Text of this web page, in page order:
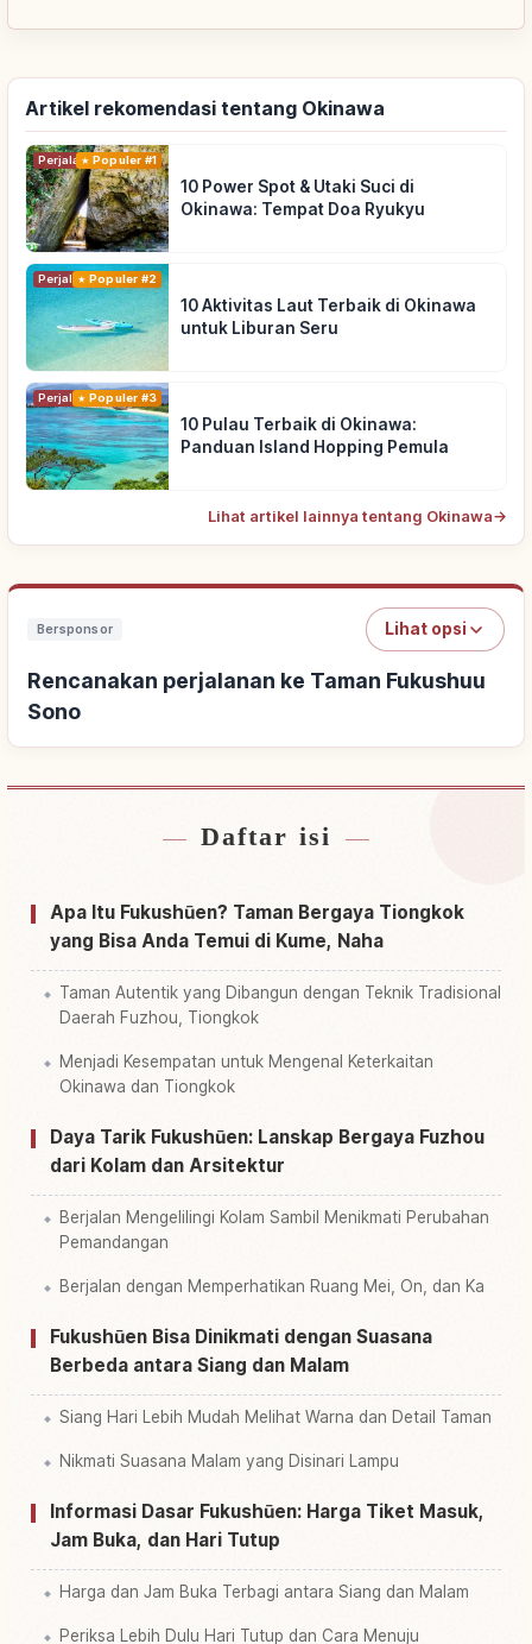
Artikel rekomendasi tentang Okinawa
PerjalananPopuler #1
10 Power Spot & Utaki Suci di
Okinawa: Tempat Doa Ryukyu
PerjalananPopuler #2
10 Aktivitas Laut Terbaik di Okinawa
untuk Liburan Seru
PerjalananPopuler #3
10 Pulau Terbaik di Okinawa:
Panduan Island Hopping Pemula
Lihat artikel lainnya tentang Okinawa→
Bersponsor Lihat opsi
Rencanakan perjalanan ke Taman Fukushuu
Sono
Cari penginapan dekat Taman Fukushuu Sono
Cari aktivitas di Taman Fukushuu Sono↗
Daftar isi
Apa Itu Fukushūen? Taman Bergaya Tiongkok
yang Bisa Anda Temui di Kume, Naha
Taman Autentik yang Dibangun dengan Teknik Tradisional
Daerah Fuzhou, Tiongkok
Menjadi Kesempatan untuk Mengenal Keterkaitan
Okinawa dan Tiongkok
Daya Tarik Fukushūen: Lanskap Bergaya Fuzhou
dari Kolam dan Arsitektur
Berjalan Mengelilingi Kolam Sambil Menikmati Perubahan
Pemandangan
Berjalan dengan Memperhatikan Ruang Mei, On, dan Ka
Fukushūen Bisa Dinikmati dengan Suasana
Berbeda antara Siang dan Malam
Siang Hari Lebih Mudah Melihat Warna dan Detail Taman
Nikmati Suasana Malam yang Disinari Lampu
Informasi Dasar Fukushūen: Harga Tiket Masuk,
Jam Buka, dan Hari Tutup
Harga dan Jam Buka Terbagi antara Siang dan Malam
Periksa Lebih Dulu Hari Tutup dan Cara Menuju